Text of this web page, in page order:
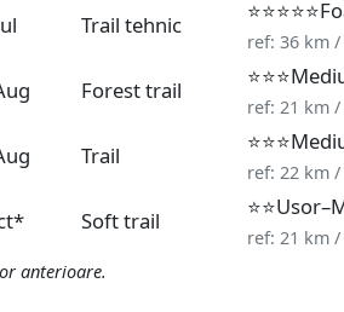
Trail tehnic
⭐⭐⭐⭐⭐
ref: 36 km /
Forest trail
⭐⭐⭐
ref: 21 km /
Trail
⭐⭐⭐
ref: 22 km /
Soft trail
⭐⭐
ref: 21 km /
anterioare.